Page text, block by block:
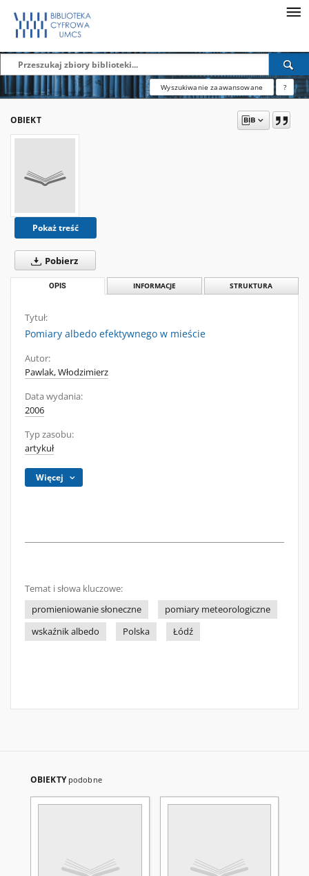
Wyszukiwanie zaawansowane ?
OBIEKT
Pokaż treść
Pobierz
OPIS INFORMACJE STRUKTURA
Tytuł:
Pomiary albedo efektywnego w mieście
Autor:
Pawlak, Włodzimierz
Data wydania:
2006
Typ zasobu:
artykuł
Więcej
Temat i słowa kluczowe:
promieniowanie słoneczne
pomiary meteorologiczne
wskaźnik albedo
Polska Łódź
OBIEKTY podobne